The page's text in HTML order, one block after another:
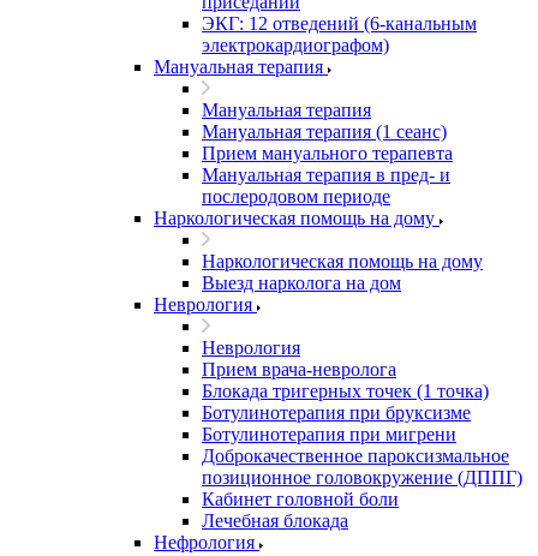
ЭКГ: 12 отведений (6-канальным
электрокардиографом)
Мануальная терапия
Мануальная терапия
Мануальная терапия (1 сеанс)
Прием мануального терапевта
Мануальная терапия в пред- и
послеродовом периоде
Наркологическая помощь на дому
Наркологическая помощь на дому
Выезд нарколога на дом
Неврология
Неврология
Прием врача-невролога
Блокада тригерных точек (1 точка)
Ботулинотерапия при бруксизме
Ботулинотерапия при мигрени
Доброкачественное пароксизмальное
позиционное головокружение (ДППГ)
Кабинет головной боли
Лечебная блокада
Нефрология